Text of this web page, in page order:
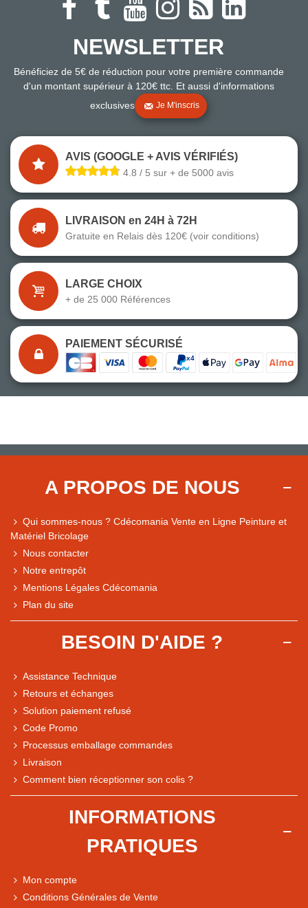
Comparaison des performances du magasin
Express, Chez vous, Point relais, Retrait magasin
NEWSLETTER
Bénéficiez de 5€ de réduction pour votre première commande
d'un montant supérieur à 120€ ttc. Et aussi d'informations
exclusives
Je M'inscris
AVIS (GOOGLE + AVIS VÉRIFIÉS)
4.8 / 5 sur + de 5000 avis
LIVRAISON en 24H à 72H
Gratuite en Relais dès 120€ (voir conditions)
LARGE CHOIX
+ de 25 000 Références
PAIEMENT SÉCURISÉ
A PROPOS DE NOUS
Qui sommes-nous ? Cdécomania Vente en Ligne Peinture et
Matériel Bricolage
Nous contacter
Notre entrepôt
Mentions Légales Cdécomania
Plan du site
BESOIN D'AIDE ?
Assistance Technique
Retours et échanges
Solution paiement refusé
Code Promo
Processus emballage commandes
Livraison
Comment bien réceptionner son colis ?
INFORMATIONS
PRATIQUES
Mon compte
Conditions Générales de Vente